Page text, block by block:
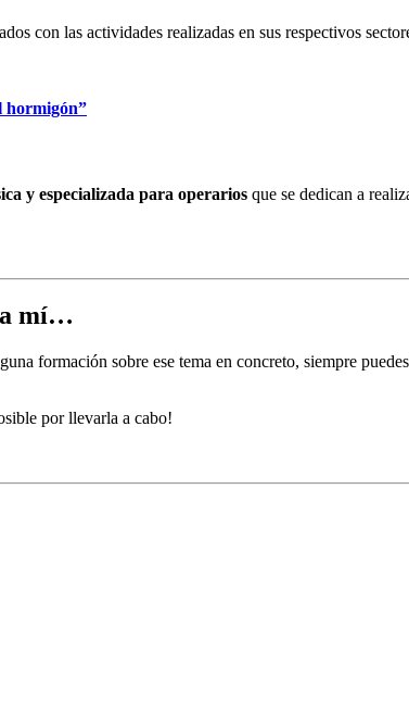
con las actividades realizadas en sus respectivos
hormigón”
y especializada para operarios que se dedican a
mí…
formación sobre ese tema en concreto, siempre
por llevarla a cabo!